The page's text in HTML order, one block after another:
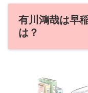
有川鴻哉は早
は？